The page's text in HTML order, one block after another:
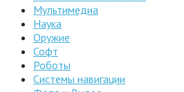
Мультимедиа
Наука
Оружие
Софт
Роботы
Системы навигации